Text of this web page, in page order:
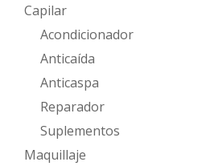
Capilar
Acondicionador
Anticaída
Anticaspa
Reparador
Suplementos
Maquillaje